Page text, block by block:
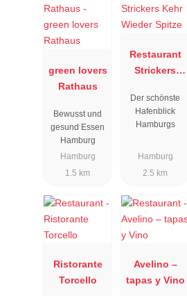
green lovers
Rathaus
Bewusst und
gesund Essen
Hamburg
Hamburg
1.5 km
Restaurant
Strickers
Spitze
Der schönste
Hafenblick
Hamburgs
Hamburg
2.5 km
Ristorante
Torcello
Avelino –
tapas y Vino